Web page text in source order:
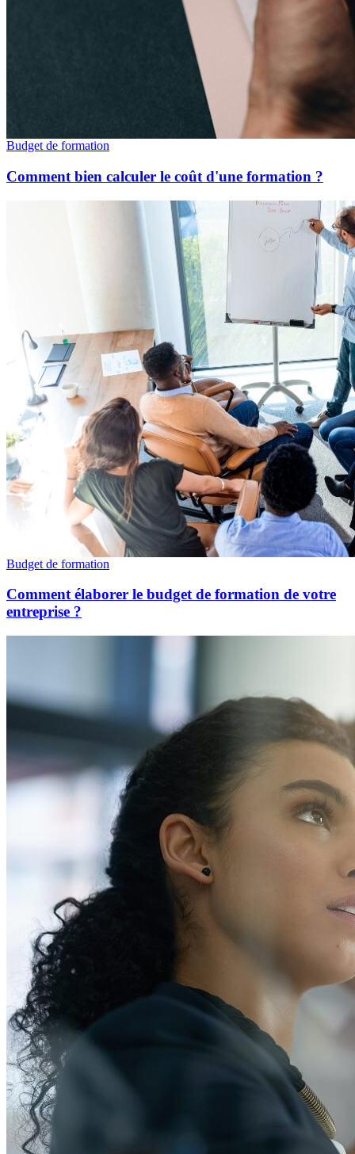
Budget de formation
Comment bien calculer le coût d'une formation ?
Budget de formation
Comment élaborer le budget de formation de votre
entreprise ?